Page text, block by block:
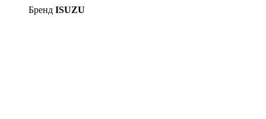
Бренд ISUZU